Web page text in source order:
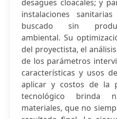
desagües cloacales; y
instalaciones
buscado sin
ambiental. Su
del proyectista, el
de los parámetros
características y usos
aplicar y costos de la
tecnológico brinda
materiales, que no